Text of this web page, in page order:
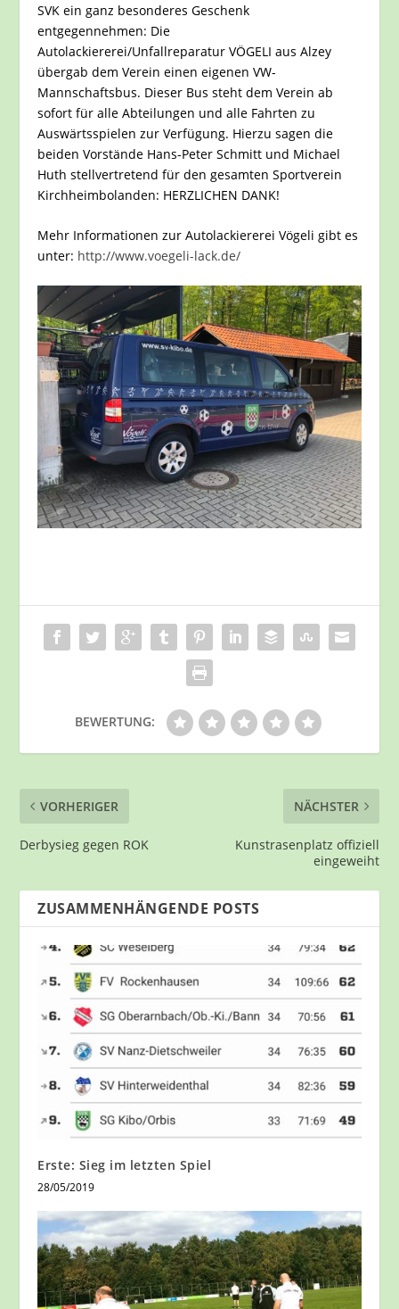
SVK ein ganz besonderes Geschenk
entgegennehmen: Die
Autolackiererei/Unfallreparatur VÖGELI aus Alzey
übergab dem Verein einen eigenen VW-
Mannschaftsbus. Dieser Bus steht dem Verein ab
sofort für alle Abteilungen und alle Fahrten zu
Auswärtsspielen zur Verfügung. Hierzu sagen die
beiden Vorstände Hans-Peter Schmitt und Michael
Huth stellvertretend für den gesamten Sportverein
Kirchheimbolanden: HERZLICHEN DANK!
Mehr Informationen zur Autolackiererei Vögeli gibt es
unter: http://www.voegeli-lack.de/
BEWERTUNG:
VORHERIGER
Derbysieg gegen ROK
NÄCHSTER
Kunstrasenplatz offiziell
eingeweiht
ZUSAMMENHÄNGENDE POSTS
Erste: Sieg im letzten Spiel
28/05/2019